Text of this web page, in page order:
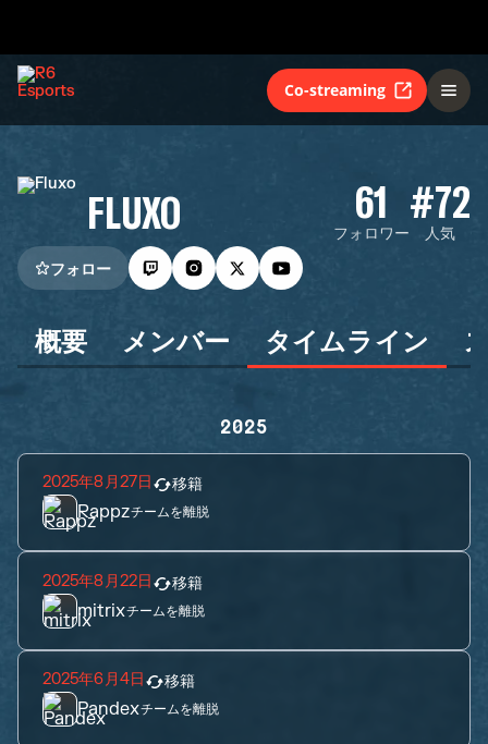
Co-streaming
FLUXO 61
フォロワー
#72
人気
フォロー
概要 メンバー タイムライン
2025
2025年8月27日 移籍
Rappzチームを離脱
2025年8月22日 移籍
mitrixチームを離脱
2025年6月4日 移籍
Pandexチームを離脱